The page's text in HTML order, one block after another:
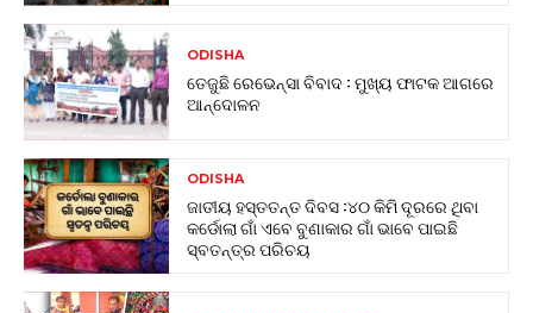
ODISHA
ତେଜୁଛି ରେଭେନ୍ସା ବିବାଦ : ମୁଖ୍ୟ ଫାଟକ ଆଗରେ
ଆନ୍ଦୋଳନ
ODISHA
ଜାତୀୟ ହସ୍ତତନ୍ତ ଦିବସ :୪୦ କିମି ଦୂରରେ ଥିବା
କର୍ଡୋଲା ଗାଁ ଏବେ ବୁଣାକାର ଗାଁ ଭାବେ ପାଇଛି
ସ୍ବତନ୍ତ୍ର ପରିଚୟ